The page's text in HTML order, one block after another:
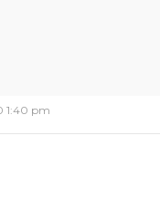
1:40 pm